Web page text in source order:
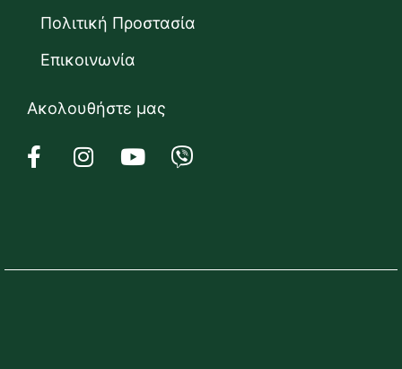
Πολιτική Προστασία
Επικοινωνία
Ακολουθήστε μας